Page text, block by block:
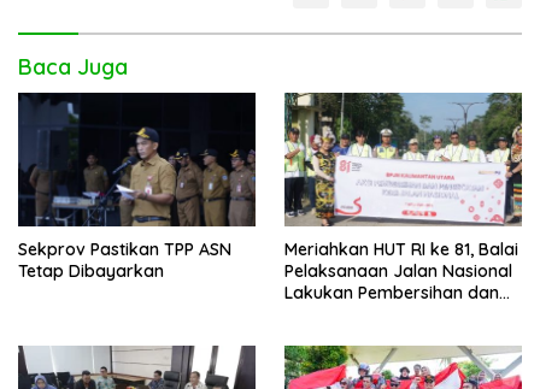
Baca Juga
Sekprov Pastikan TPP ASN
Tetap Dibayarkan
Meriahkan HUT RI ke 81, Balai
Pelaksanaan Jalan Nasional
Lakukan Pembersihan dan